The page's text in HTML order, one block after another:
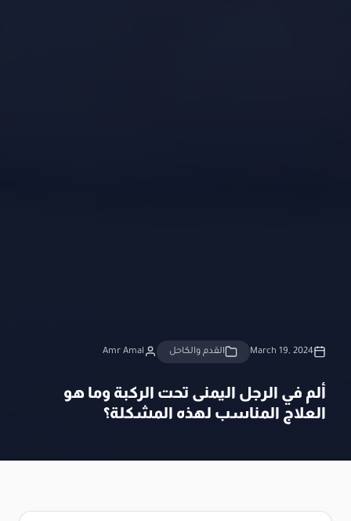
March 19, 2024 القدم والكاحل Amr Amal
ألم في الرجل اليمنى تحت الركبة وما هو
العلاج المناسب لهذه المشكلة؟